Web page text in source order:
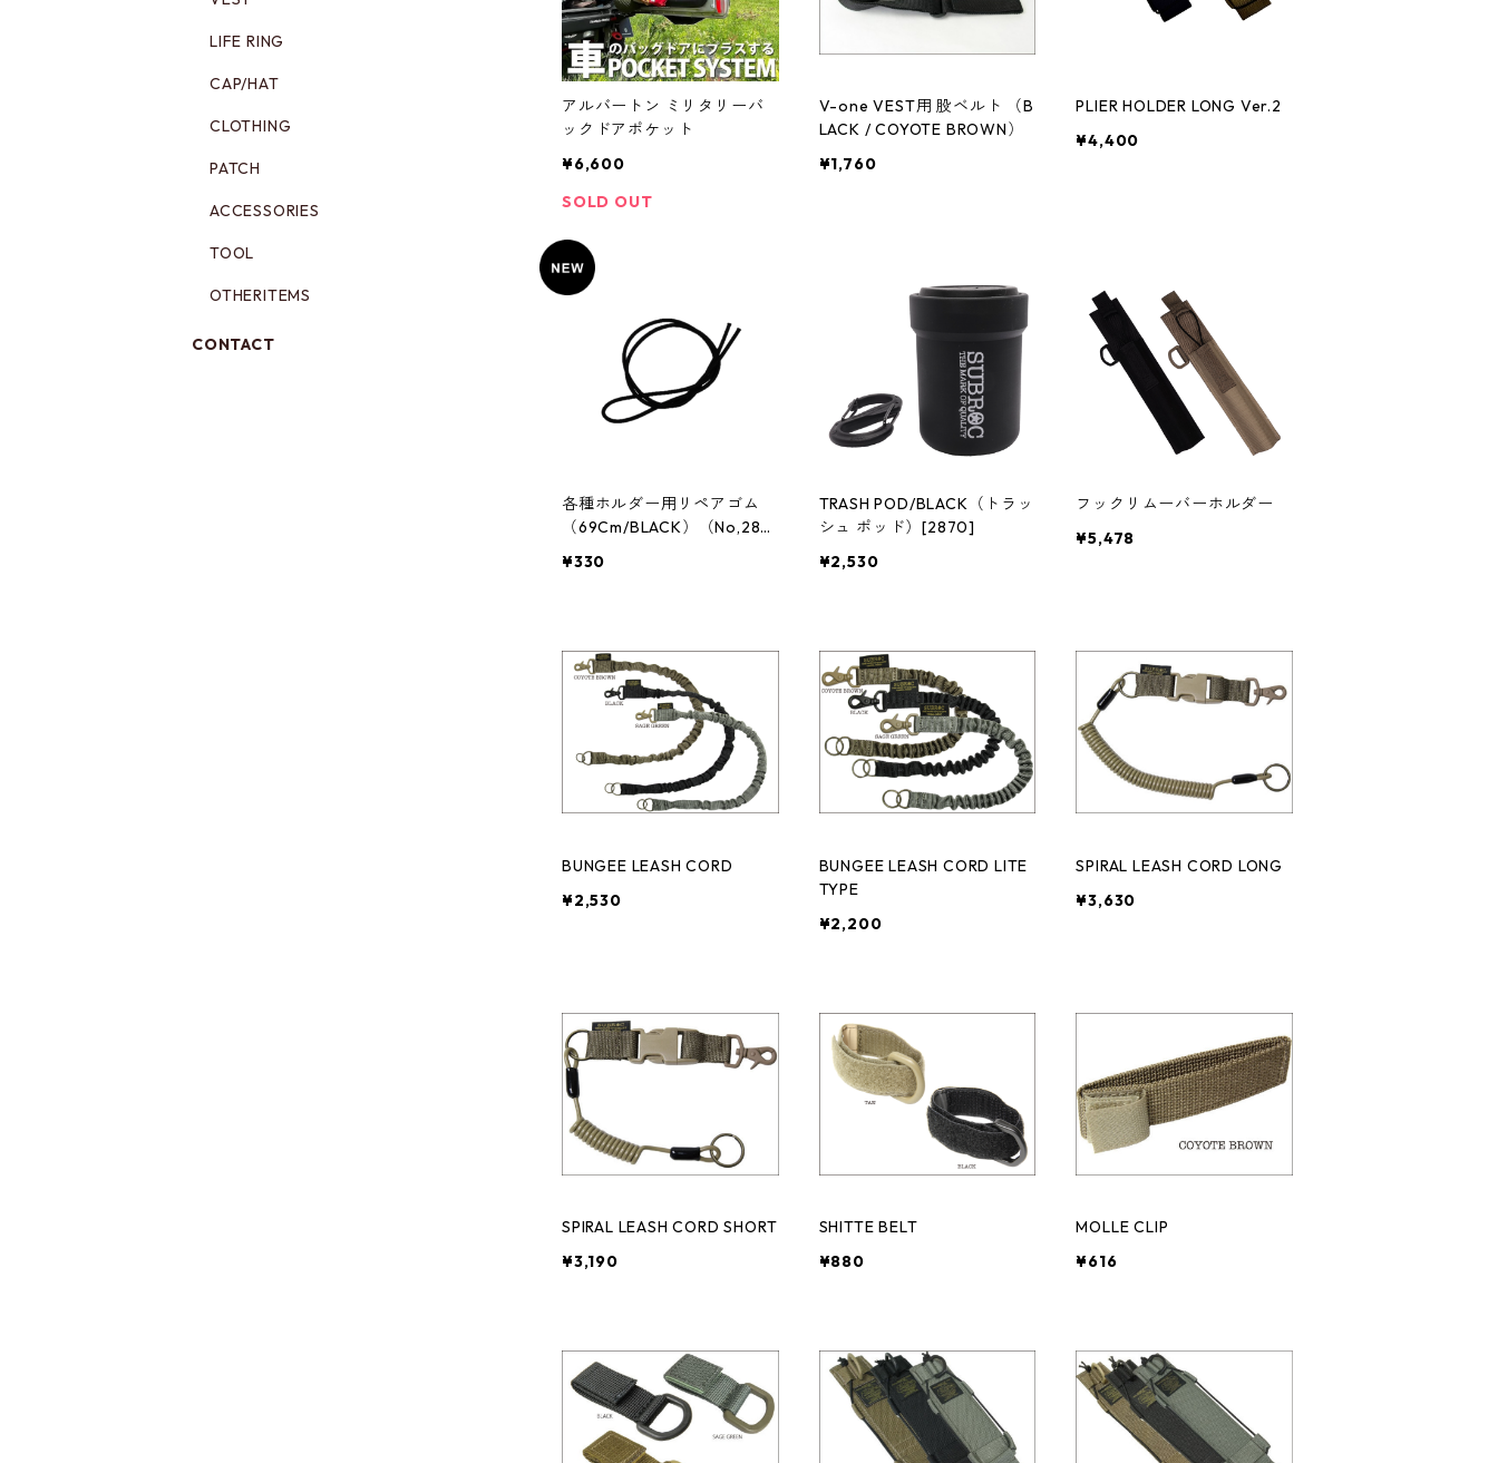
アルバートン ミリタリーバ
ックドアポケット
¥6,600
SOLD OUT
V-one VEST用 股ベルト （B
LACK / COYOTE BROWN）
¥1,760
PLIER HOLDER LONG Ver.2
¥4,400
各種ホルダー用リペアゴム
（69Cm/BLACK）（No,287
¥330
TRASH POD/BLACK（トラッ
シュ ポッド）[2870]
¥2,530
フックリムーバーホルダー
¥5,478
BUNGEE LEASH CORD
¥2,530
BUNGEE LEASH CORD LITE
TYPE
¥2,200
SPIRAL LEASH CORD LONG
¥3,630
SPIRAL LEASH CORD SHORT
¥3,190
SHITTE BELT
¥880
MOLLE CLIP
¥616
LIFE RING
CAP/HAT
CLOTHING
PATCH
ACCESSORIES
TOOL
OTHERITEMS
CONTACT